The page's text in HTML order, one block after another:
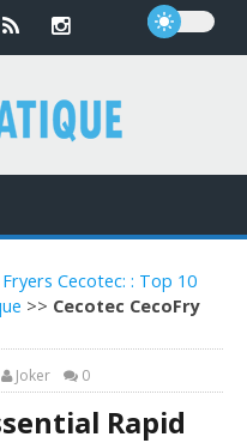
Cecotec: : Top 10
>> Cecotec CecoFry
Joker 0
Rapid